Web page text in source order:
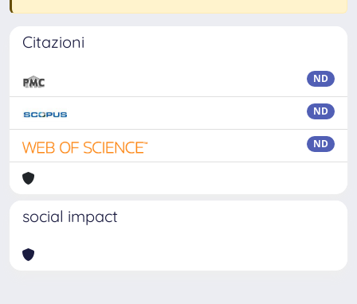
Citazioni
ND
ND
ND
social impact